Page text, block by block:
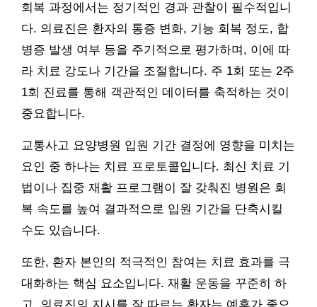
회복 과정에서는 정기적인 경과 관찰이 필수적입니
다. 의료진은 환자의 통증 변화, 기능 회복 정도, 합
병증 발생 여부 등을 주기적으로 평가하며, 이에 따
라 치료 강도나 기간을 조절합니다. 주 1회 또는 2주
1회 진료를 통해 객관적인 데이터를 축적하는 것이
중요합니다.
교통사고 요양병원 입원 기간 결정에 영향을 미치는
요인 중 하나는 치료 프로토콜입니다. 최신 치료 기
법이나 집중 재활 프로그램이 잘 갖춰진 병원은 회
복 속도를 높여 결과적으로 입원 기간을 단축시킬
수도 있습니다.
또한, 환자 본인의 적극적인 참여는 치료 효과를 극
대화하는 핵심 요소입니다. 재활 운동을 꾸준히 하